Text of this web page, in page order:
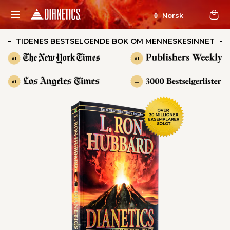
Norsk
TIDENES BESTSELGENDE BOK OM MENNESKESINNET
#1 #1
#1 +